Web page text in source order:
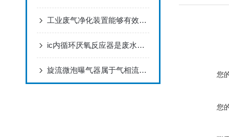
工业废气净化装置能够有效地去除废气中的污染物
ic内循环厌氧反应器是废水治理领域中的一种创新技术
旋流微泡曝气器属于气相流体主动运动型 您
您